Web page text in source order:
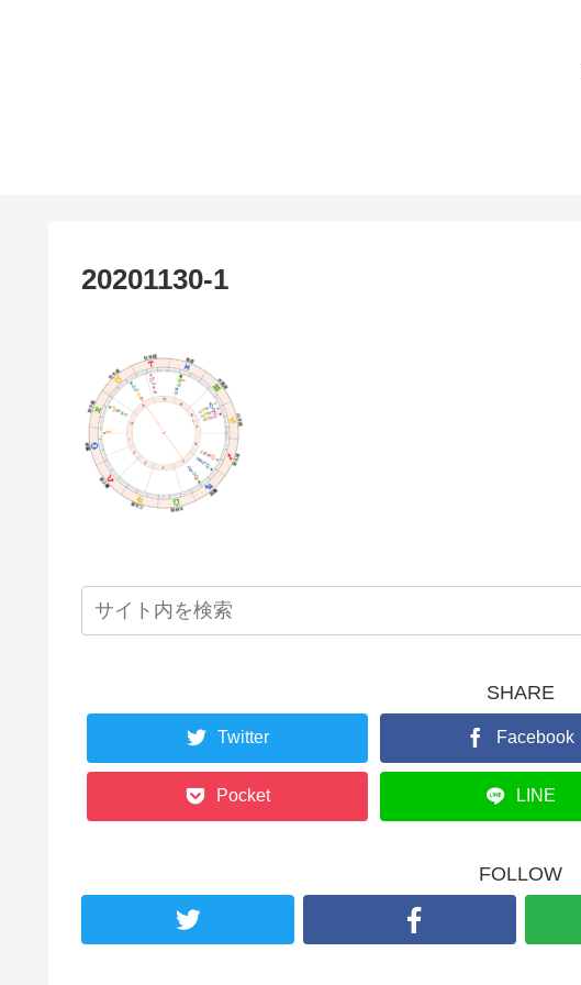
20201130-1
SHARE
Twitter Facebook
Pocket LINE
FOLLOW